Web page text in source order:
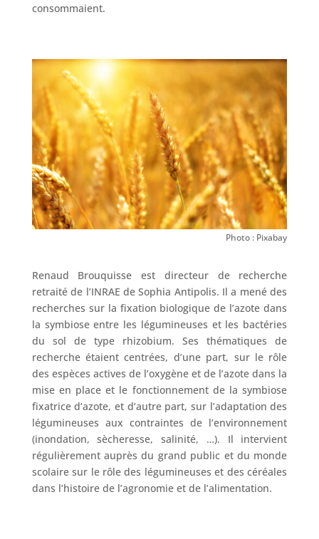
consommaient.
Photo : Pixabay
Renaud Brouquisse est directeur de recherche
retraité de l’INRAE de Sophia Antipolis. Il a mené des
recherches sur la fixation biologique de l’azote dans
la symbiose entre les légumineuses et les bactéries
du sol de type rhizobium. Ses thématiques de
recherche étaient centrées, d’une part, sur le rôle
des espèces actives de l’oxygène et de l’azote dans la
mise en place et le fonctionnement de la symbiose
fixatrice d’azote, et d’autre part, sur l’adaptation des
légumineuses aux contraintes de l’environnement
(inondation, sècheresse, salinité, …). Il intervient
régulièrement auprès du grand public et du monde
scolaire sur le rôle des légumineuses et des céréales
dans l’histoire de l’agronomie et de l’alimentation.